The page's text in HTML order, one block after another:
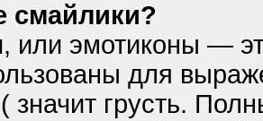
смайлики?
или эмотиконы —
для
значит грусть.